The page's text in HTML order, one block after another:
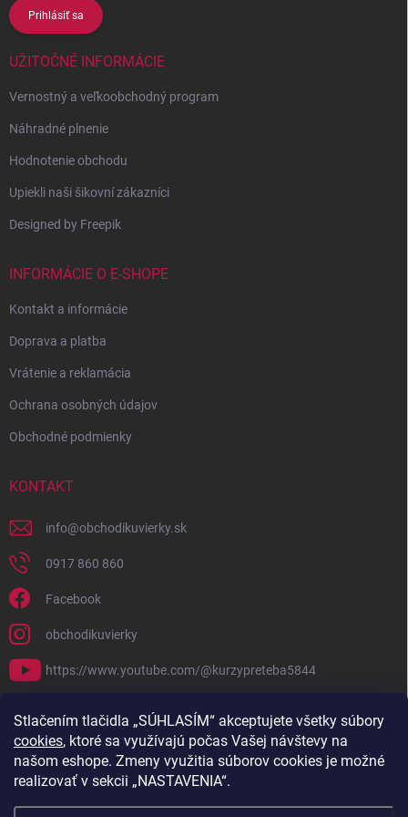
Stlačením tlačidla „SÚHLASÍM“ akceptujete všetky súbory
cookies, ktoré sa využívajú počas Vašej návštevy na
našom eshope. Zmeny využitia súborov cookies je možné
realizovať v sekcii „NASTAVENIA“.
Prihlásiť sa
UŽITOČNÉ INFORMÁCIE
Vernostný a veľkoobchodný program
Náhradné plnenie
Hodnotenie obchodu
Upiekli naši šikovní zákazníci
Designed by Freepik
INFORMÁCIE O E-SHOPE
Kontakt a informácie
Doprava a platba
Vrátenie a reklamácia
Ochrana osobných údajov
Obchodné podmienky
KONTAKT
info@obchodikuvierky.sk
0917 860 860
Facebook
obchodikuvierky
https://www.youtube.com/@kurzypreteba5844
PRIJÍMAME ONLINE PLATBY